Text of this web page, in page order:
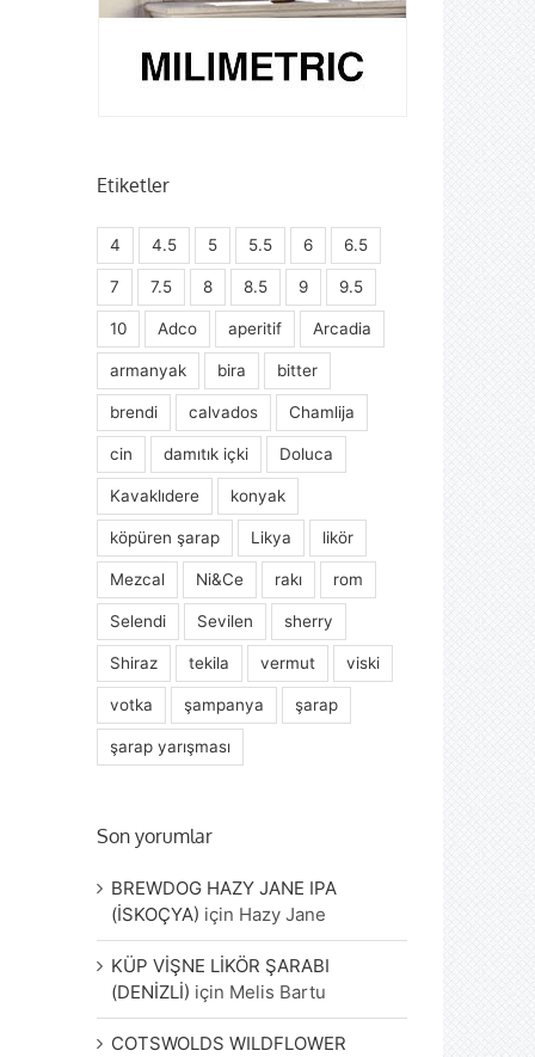
Etiketler
4 4.5 5 5.5 6 6.5
7 7.5 8 8.5 9 9.5
10 Adco aperitif Arcadia
armanyak bira bitter
brendi calvados Chamlija
cin damıtık içki Doluca
Kavaklıdere konyak
köpüren şarap Likya likör
Mezcal Ni&Ce rakı rom
Selendi Sevilen sherry
Shiraz tekila vermut viski
votka şampanya şarap
şarap yarışması
Son yorumlar
BREWDOG HAZY JANE IPA
(İSKOÇYA) için Hazy Jane
KÜP VİŞNE LİKÖR ŞARABI
(DENİZLİ) için Melis Bartu
COTSWOLDS WILDFLOWER